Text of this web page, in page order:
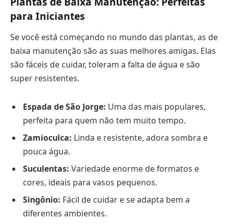
para Iniciantes
Se você está começando no mundo das plantas, as de
baixa manutenção são as suas melhores amigas. Elas
são fáceis de cuidar, toleram a falta de água e são
super resistentes.
Espada de São Jorge: Uma das mais populares,
perfeita para quem não tem muito tempo.
Zamioculca: Linda e resistente, adora sombra e
pouca água.
Suculentas: Variedade enorme de formatos e
cores, ideais para vasos pequenos.
Singônio: Fácil de cuidar e se adapta bem a
diferentes ambientes.